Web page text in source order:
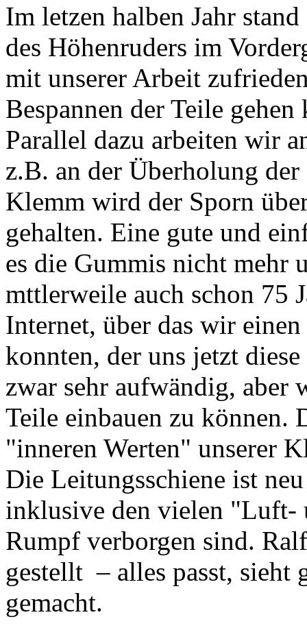
Im letzen halben Jahr
des Höhenruders im
mit unserer Arbeit
Bespannen der Teile gehen
Parallel dazu arbeiten wir
z.B. an der Überholung
Klemm wird der Sporn
gehalten. Eine gute und
es die Gummis nicht mehr
mttlerweile auch schon 75
Internet, über das wir
konnten, der uns jetzt
zwar sehr aufwändig, aber
Teile einbauen zu können.
"inneren Werten" unserer
Die Leitungsschiene ist
inklusive den vielen "Luft-
Rumpf verborgen sind.
gestellt – alles passt,
gemacht.